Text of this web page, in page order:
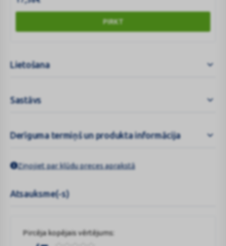
PIRKT
Lietošana
Sastāvs
Derīguma termiņš un produkta informācija
Ziņojiet par kļūdu preces aprakstā
Atsauksme(-s)
Pircēja kopējais vērtējums: